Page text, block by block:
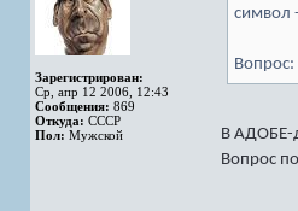
Зарегистрирован:
Ср, апр 12 2006, 12:43
Сообщения: 869
Откуда: СССР
Пол: Мужской
символ
Вопрос:
В АДОБЕ-
Вопрос